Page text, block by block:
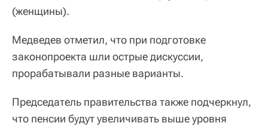
(женщины).
Медведев отметил, что при подготовке
законопроекта шли острые дискуссии,
прорабатывали разные варианты.
Председатель правительства также подчеркнул,
что пенсии будут увеличивать выше уровня